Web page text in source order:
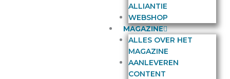
ALLIANTIE
WEBSHOP
MAGAZINE
ALLES OVER HET
MAGAZINE
AANLEVEREN
CONTENT